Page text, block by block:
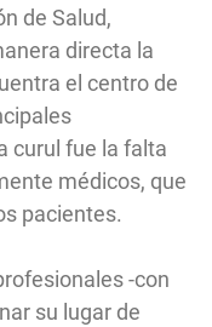
de Salud,
directa la
el centro de
curul fue la falta
médicos, que
pacientes.
-con
su lugar de